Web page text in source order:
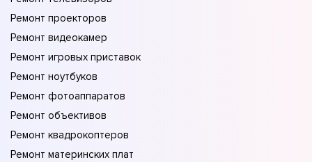
Ремонт проекторов
Ремонт видеокамер
Ремонт игровых приставок
Ремонт ноутбуков
Ремонт фотоаппаратов
Ремонт объективов
Ремонт квадрокоптеров
Ремонт материнских плат